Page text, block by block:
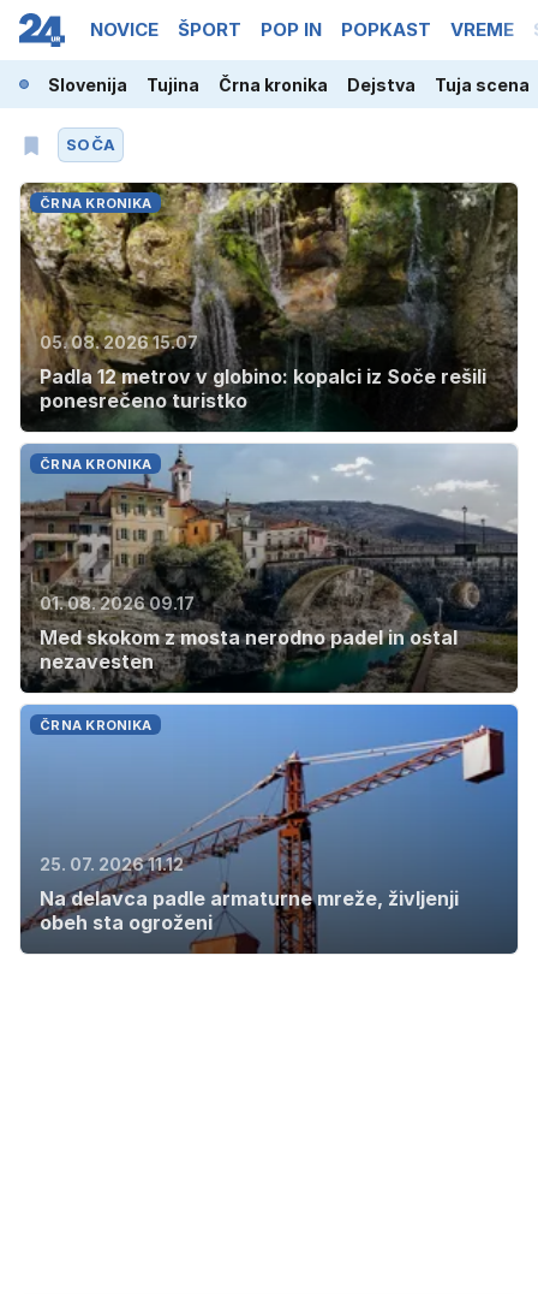
NOVICE ŠPORT POP IN POPKAST VREME
Slovenija Tujina Črna kronika Dejstva Tuja scena
SOČA
ČRNA KRONIKA
05. 08. 2026 15.07
Padla 12 metrov v globino: kopalci iz Soče rešili
ponesrečeno turistko
ČRNA KRONIKA
01. 08. 2026 09.17
Med skokom z mosta nerodno padel in ostal
nezavesten
ČRNA KRONIKA
25. 07. 2026 11.12
Na delavca padle armaturne mreže, življenji
obeh sta ogroženi